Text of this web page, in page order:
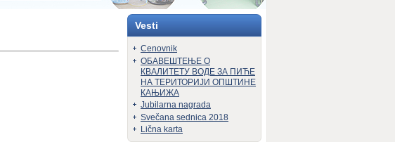
Vesti
Cenovnik
ОБАВЕШТЕЊЕ О
КВАЛИТЕТУ ВОДЕ ЗА ПИЋЕ
НА ТЕРИТОРИЈИ ОПШТИНЕ
КАЊИЖА
Jubilarna nagrada
Svečana sednica 2018
Lična karta